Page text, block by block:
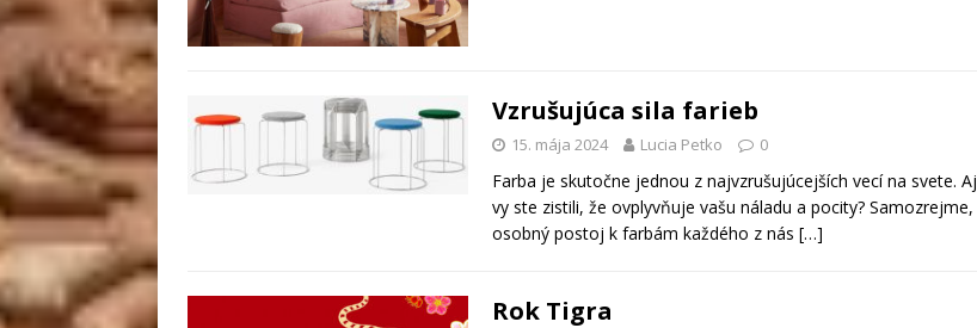
Vzrušujúca sila farieb
15. mája 2024 Lucia Petko 0
Farba je skutočne jednou z najvzrušujúcejších vecí na svete. Aj
vy ste zistili, že ovplyvňuje vašu náladu a pocity? Samozrejme,
osobný postoj k farbám každého z nás […]
Rok Tigra